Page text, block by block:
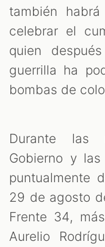
también
celebrar el
quien
guerrilla ha
bombas de
Durante las
Gobierno y
puntualmente
29 de agosto
Frente 34,
Aurelio